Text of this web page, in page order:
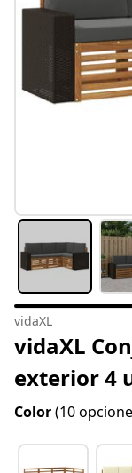
vidaXL
vidaXL
exterior 4
Color(10